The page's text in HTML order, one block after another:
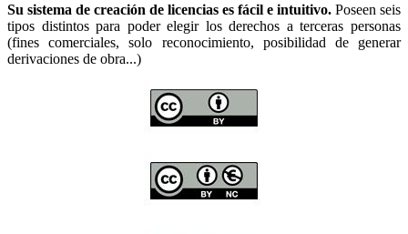
Su sistema de creación de licencias es fácil e intuitivo. Poseen seis
tipos distintos para poder elegir los derechos a terceras personas
(fines comerciales, solo reconocimiento, posibilidad de generar
derivaciones de obra...)